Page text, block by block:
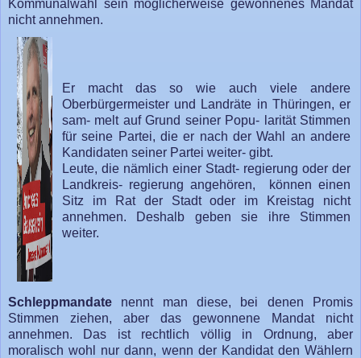
Kommunalwahl sein möglicherweise gewonnenes Mandat
nicht annehmen.
Er macht das so wie auch viele andere
Oberbürgermeister und Landräte in Thüringen, er
sam- melt auf Grund seiner Popu- larität Stimmen
für seine Partei, die er nach der Wahl an andere
Kandidaten seiner Partei weiter- gibt.
Leute, die nämlich einer Stadt- regierung oder der
Landkreis- regierung angehören, können einen
Sitz im Rat der Stadt oder im Kreistag nicht
annehmen. Deshalb geben sie ihre Stimmen
weiter.
Schleppmandate nennt man diese, bei denen Promis
Stimmen ziehen, aber das gewonnene Mandat nicht
annehmen. Das ist rechtlich völlig in Ordnung, aber
moralisch wohl nur dann, wenn der Kandidat den Wählern